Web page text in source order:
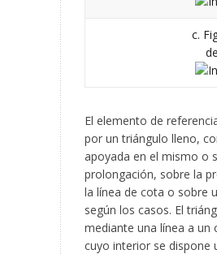
c.
El elemento de
por un triángulo lleno,
apoyada en el mismo o
prolongación, sobre la
la línea de cota o sobre
según los casos. El
mediante una línea a un
cuyo interior se dispone